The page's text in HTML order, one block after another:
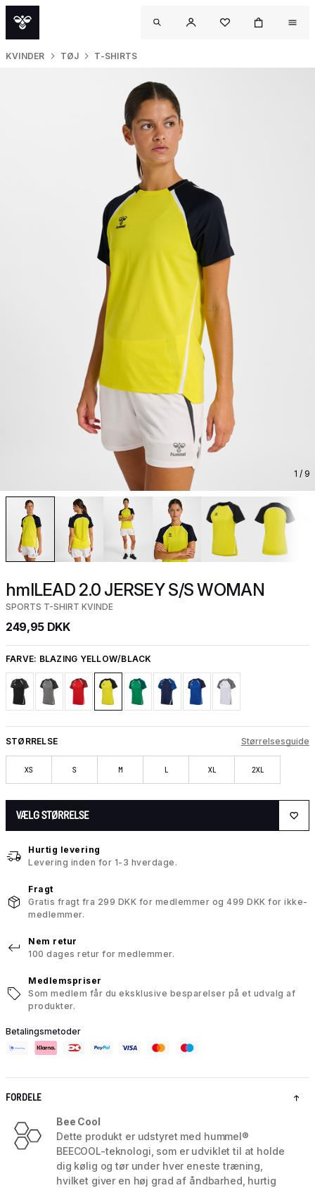
KVINDER TØJ T-SHIRTS
1 / 9
hmlLEAD 2.0 JERSEY S/S WOMAN
SPORTS T-SHIRT KVINDE
249,95 DKK
FARVE: BLAZING YELLOW/BLACK
STØRRELSE Størrelsesguide
XS S M L XL 2XL
VÆLG STØRRELSE
Hurtig levering
Levering inden for 1-3 hverdage.
Fragt
Gratis fragt fra 299 DKK for medlemmer og 499 DKK for ikke-
medlemmer.
Nem retur
100 dages retur for medlemmer.
Medlemspriser
Som medlem får du eksklusive besparelser på et udvalg af
produkter.
Betalingsmetoder
FORDELE
Bee Cool
Dette produkt er udstyret med hummel®
BEECOOL-teknologi, som er udviklet til at holde
dig kølig og tør under hver eneste træning,
hvilket giver en høj grad af åndbarhed, hurtig